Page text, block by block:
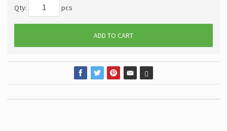
Qty: pcs
ADD TO CART